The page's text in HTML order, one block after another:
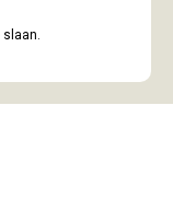
slaan.